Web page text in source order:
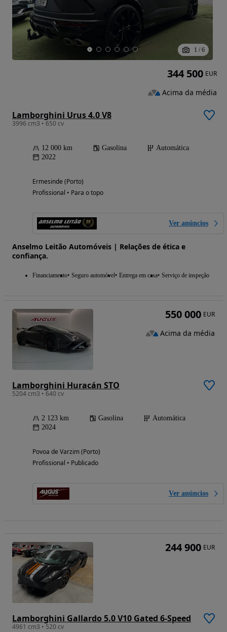
1 / 6
Lamborghini Urus 4.0 V8
3996 cm3 • 650 cv
12 000 km Gasolina
Automática
2022
Ermesinde (Porto)
Profissional • Para o topo
Ver anúncios
Anselmo Leitão Automóveis | Relações de ética e
confiança.
Financiamento Seguro automóvel Entrega em casa Serviço de inspeção
344 500 EUR
Acima da média
Lamborghini Huracán STO
5204 cm3 • 640 cv
2 123 km Gasolina
Automática
2024
Povoa de Varzim (Porto)
Profissional • Publicado
Ver anúncios
550 000 EUR
Acima da média
Lamborghini Gallardo 5.0 V10 Gated 6-Speed
4961 cm3 • 520 cv
244 900 EUR